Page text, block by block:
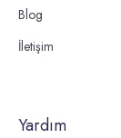
Blog
İletişim
Yardım